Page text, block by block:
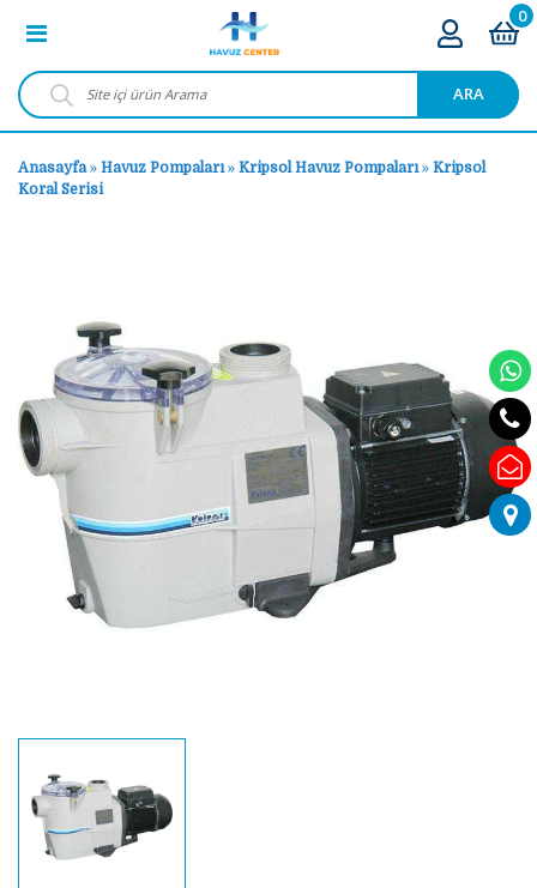
ARA
0
Anasayfa» Havuz Pompaları» Kripsol Havuz Pompaları» Kripsol
Koral Serisi